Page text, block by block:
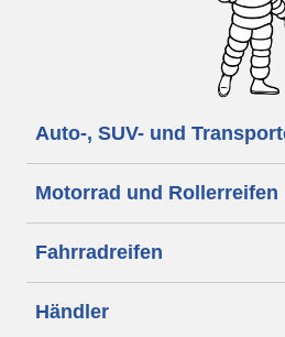
Auto-, SUV- und
Motorrad und Rollerreifen
Fahrradreifen
Händler